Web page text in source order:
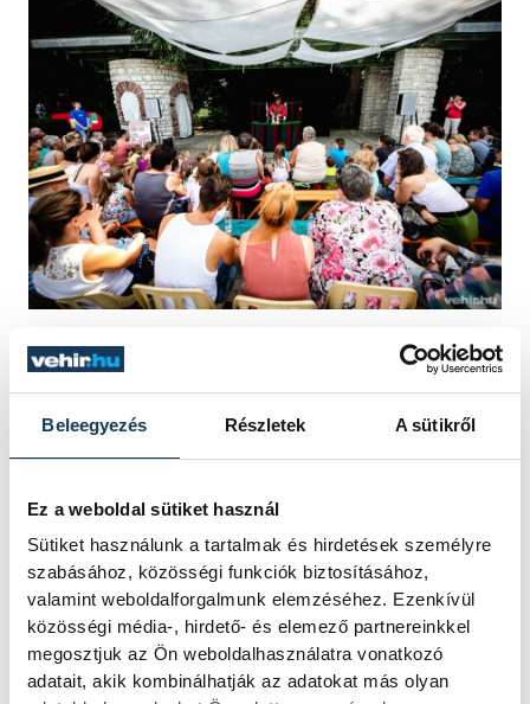
Beleegyezés Részletek A sütikről
Ez a weboldal sütiket használ
Sütiket használunk a tartalmak és hirdetések személyre
szabásához, közösségi funkciók biztosításához,
valamint weboldalforgalmunk elemzéséhez. Ezenkívül
közösségi média-, hirdető- és elemező partnereinkkel
megosztjuk az Ön weboldalhasználatra vonatkozó
adatait, akik kombinálhatják az adatokat más olyan
Az idei Kabóciádé részletes programjaide
rendezvényein készültek.
közélet fesztivál
család
Kabóca Bábszínház